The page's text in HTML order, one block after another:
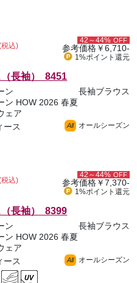
税込)
42～44% OFF
参考価格￥6,710-
1%ポイント 還元
（長袖） 8451
ン
長袖ブラウス
ン HOW 2026 春夏
ェア
ース
All オールシーズン
税込)
42～44% OFF
参考価格￥7,370-
1%ポイント 還元
（長袖） 8399
ン
長袖ブラウス
ン HOW 2026 春夏
ェア
ース
All オールシーズン